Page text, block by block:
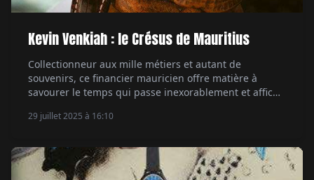
Kevin Venkiah : le Crésus de Mauritius
Collectionneur aux mille métiers et autant de
souvenirs, ce financier mauricien offre matière à
savourer le temps qui passe inexorablement et affiche
Emmanuel Galiero.
29 juillet 2025 à 16:10